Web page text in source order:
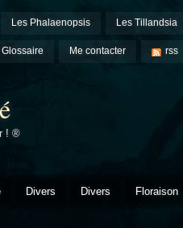
Les Phalaenopsis Les Tillandsia
Glossaire Me contacter rss
! ®
Divers Divers Floraison